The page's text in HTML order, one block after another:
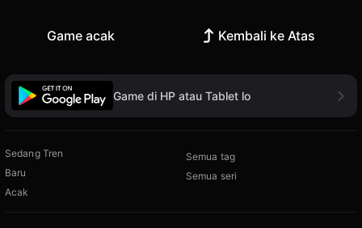
Game acak Kembali ke Atas
Game di HP atau Tablet lo
Sedang Tren
Baru
Acak
Semua tag
Semua seri